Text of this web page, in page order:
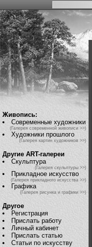
Живопись:
Современные художники
(Галерея современной живописи >>)
Художники прошлого
(Галерея картин художников >>)
Другие ART-галереи
Скульптура
(Галерея скульптуры >>)
Прикладное искусство
(Галерея прикладного искусства >>)
Графика
(Галерея рисунка и графики >>)
Другое
Регистрация
Прислать работу
Личный кабинет
Прислать статью
Статьи по искусству